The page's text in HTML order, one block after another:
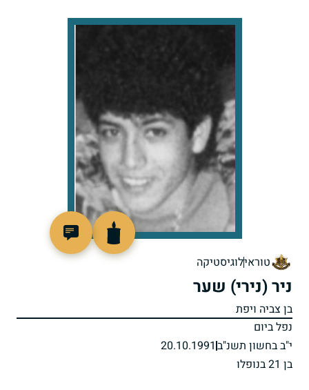
טוראילוגיסטיקה
ניר (נירי) שער
בן צביה ויפת
נפל ביום
י"ב בחשון תשנ"ב 20.10.1991
בן 21 בנופלו